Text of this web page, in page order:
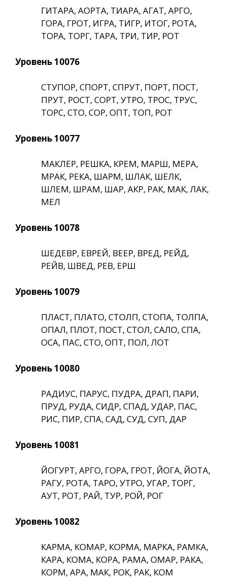
ГИТАРА, АОРТА, ТИАРА, АГАТ, АРГО,
ГОРА, ГРОТ, ИГРА, ТИГР, ИТОГ, РОТА,
ТОРА, ТОРГ, ТАРА, ТРИ, ТИР, РОТ
Уровень 10076
СТУПОР, СПОРТ, СПРУТ, ПОРТ, ПОСТ,
ПРУТ, РОСТ, СОРТ, УТРО, ТРОС, ТРУС,
ТОРС, СТО, СОР, ОПТ, ТОП, РОТ
Уровень 10077
МАКЛЕР, РЕШКА, КРЕМ, МАРШ, МЕРА,
МРАК, РЕКА, ШАРМ, ШЛАК, ШЕЛК,
ШЛЕМ, ШРАМ, ШАР, АКР, РАК, МАК, ЛАК,
МЕЛ
Уровень 10078
ШЕДЕВР, ЕВРЕЙ, ВЕЕР, ВРЕД, РЕЙД,
РЕЙВ, ШВЕД, РЕВ, ЕРШ
Уровень 10079
ПЛАСТ, ПЛАТО, СТОЛП, СТОПА, ТОЛПА,
ОПАЛ, ПЛОТ, ПОСТ, СТОЛ, САЛО, СПА,
ОСА, ПАС, СТО, ОПТ, ПОЛ, ЛОТ
Уровень 10080
РАДИУС, ПАРУС, ПУДРА, ДРАП, ПАРИ,
ПРУД, РУДА, СИДР, СПАД, УДАР, ПАС,
РИС, ПИР, СПА, САД, СУД, СУП, ДАР
Уровень 10081
ЙОГУРТ, АРГО, ГОРА, ГРОТ, ЙОГА, ЙОТА,
РАГУ, РОТА, ТАРО, УТРО, УГАР, ТОРГ,
АУТ, РОТ, РАЙ, ТУР, РОЙ, РОГ
Уровень 10082
КАРМА, КОМАР, КОРМА, МАРКА, РАМКА,
КАРА, КОМА, КОРА, РАМА, ОМАР, РАКА,
КОРМ, АРА, МАК, РОК, РАК, КОМ